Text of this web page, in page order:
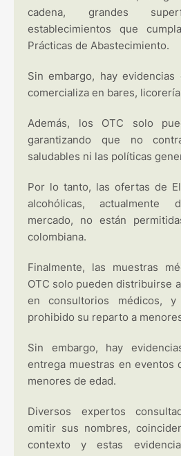
cadena, grandes
establecimientos que
Prácticas de Abastecimiento.
Sin embargo, hay
comercializa en bares,
Además, los OTC solo
garantizando que no
saludables ni las políticas
Por lo tanto, las ofertas de
alcohólicas, actualmente
mercado, no están
colombiana.
Finalmente, las muestras
OTC solo pueden distribuirse
en consultorios médicos, y
prohibido su reparto a
Sin embargo, hay
entrega muestras en eventos
menores de edad.
Diversos expertos
omitir sus nombres,
contexto y estas